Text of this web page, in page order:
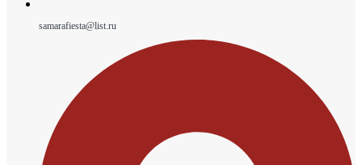
samarafiesta@list.ru